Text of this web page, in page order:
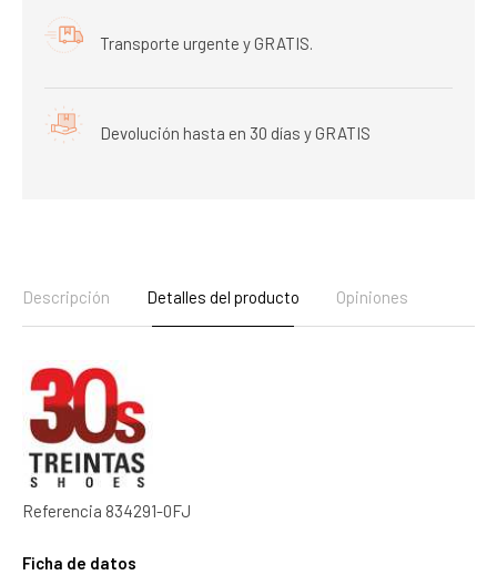
Transporte urgente y GRATIS.
Devolución hasta en 30 días y GRATIS
Descripción Detalles del producto Opiniones
Referencia 834291-0FJ
Ficha de datos